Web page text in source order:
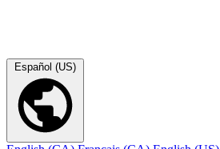
Español (US)